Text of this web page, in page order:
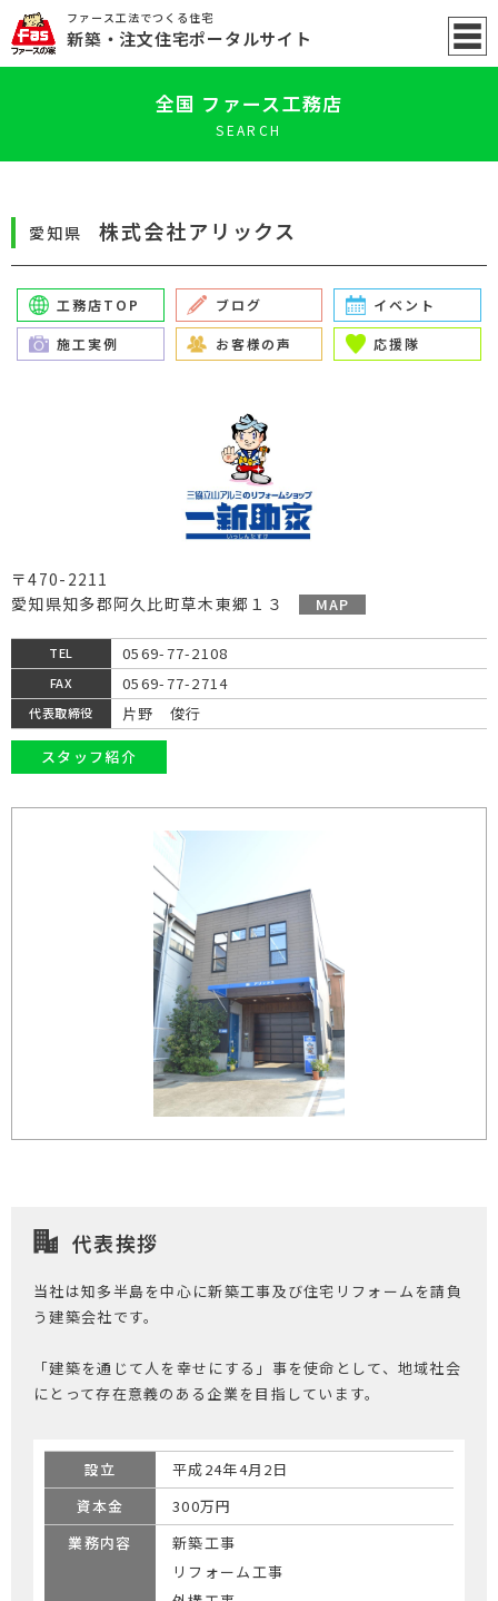
ファース工法でつくる住宅
新築 ・注文住宅ポータルサイト
全国 ファース工務店
SEARCH
愛知県 株式会社アリックス
工務店TOP ブログ イベント
施工実例 お客様の声 応援隊
〒470-2211
愛知県知多郡阿久比町草木東郷１３
MAP
TEL 0569-77-2108
FAX 0569-77-2714
代表取締役 片野 俊行
スタッフ紹介
代表挨拶
当社は知多半島を中心に新築工事及び住宅リフォームを請負
う建築会社です。
「建築を通じて人を幸せにする」事を使命として、地域社会
にとって存在意義のある企業を目指しています。
設立
平成24年4月2日
資本金
300万円
業務内容
新築工事
リフォーム工事